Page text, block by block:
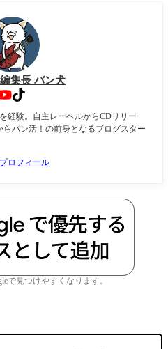
集長 バン犬
経験。自主レーベルからCDリリー
らバン活！の前身となるブログスター
ロフィール
で見つけやすくなります。